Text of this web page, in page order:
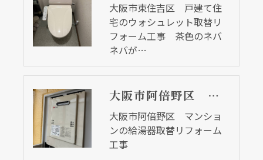
大阪市東住吉区 戸建て住
宅のウォシュレット取替リ
フォーム工事 茶色のネバ
ネバが…
大阪市阿倍野区 マンションの給湯器取替リフォーム工事
大阪市阿倍野区 マンショ
ンの給湯器取替リフォーム
工事